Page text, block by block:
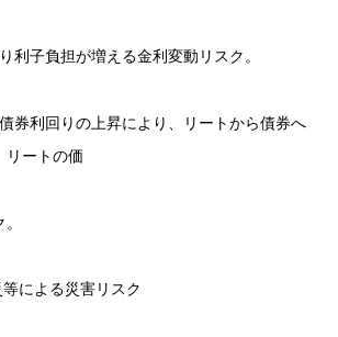
利子負担が増える金利変動リスク。
券利回りの上昇により、リートから債券へ
リートの価
による災害リスク